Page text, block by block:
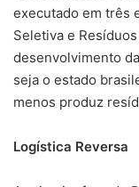
executado em três
Seletiva e
desenvolvimento
seja o estado
menos produz
Logística Reversa